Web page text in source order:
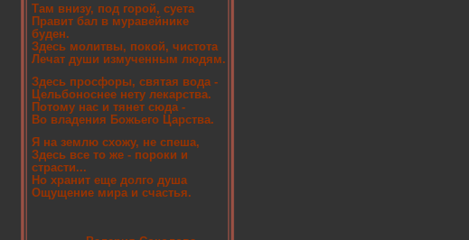
Там внизу, под горой, суета
Правит бал в муравейнике
буден.
Здесь молитвы, покой, чистота
Лечат души измученным людям.
Здесь просфоры, святая вода -
Цельбоноснее нету лекарства.
Потому нас и тянет сюда -
Во владения Божьего Царства.
Я на землю схожу, не спеша,
Здесь все то же - пороки и
страсти...
Но хранит еще долго душа
Ощущение мира и счастья.